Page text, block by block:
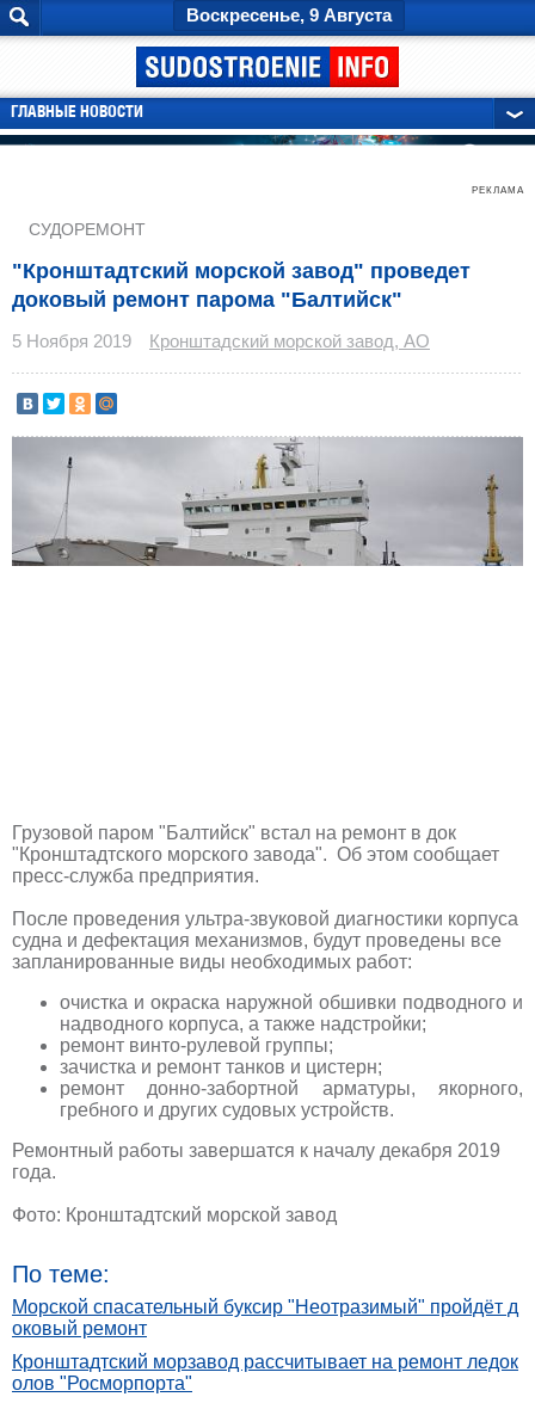
Воскресенье, 9 Августа
ГЛАВНЫЕ НОВОСТИ
РЕКЛАМА
СУДОРЕМОНТ
"Кронштадтский морской завод" проведет
доковый ремонт парома "Балтийск"
5 Ноября 2019 Кронштадский морской завод, АО
Грузовой паром "Балтийск" встал на ремонт в док
"Кронштадтского морского завода". Об этом сообщает
пресс-служба предприятия.
После проведения ультра-звуковой диагностики корпуса
судна и дефектация механизмов, будут проведены все
запланированные виды необходимых работ:
очистка и окраска наружной обшивки подводного и
надводного корпуса, а также надстройки;
ремонт винто-рулевой группы;
зачистка и ремонт танков и цистерн;
ремонт донно-забортной арматуры, якорного,
гребного и других судовых устройств.
Ремонтный работы завершатся к началу декабря 2019
года.
Фото: Кронштадтский морской завод
По теме:
Морской спасательный буксир "Неотразимый" пройдёт д
оковый ремонт
Кронштадтский морзавод рассчитывает на ремонт ледок
олов "Росморпорта"